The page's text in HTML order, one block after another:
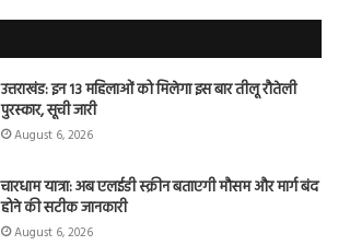
उत्तराखंड: इन 13 महिलाओं को मिलेगा इस बार तीलू रौतेली
पुरस्कार, सूची जारी
August 6, 2026
चारधाम यात्रा: अब एलईडी स्क्रीन बताएगी मौसम और मार्ग बंद
होने की सटीक जानकारी
August 6, 2026